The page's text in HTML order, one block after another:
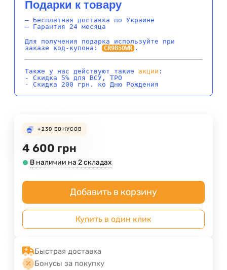
Подарки к товару
– Бесплатная доставка по Украине
– Гарантия 24 месяца
Для получения подарка используйте при
заказе код-купона:
CR9B5OWR .
Также у нас действуют такие акции :
- Скидка 5% для ВСУ, ТРО
- Скидка 200 грн. ко Дню Рождения
+230 БОНУСОВ
4 600 грн
В наличии на 2 складах
Добавить в корзину
Купить в один клик
Быстрая доставка
Бонусы за покупку